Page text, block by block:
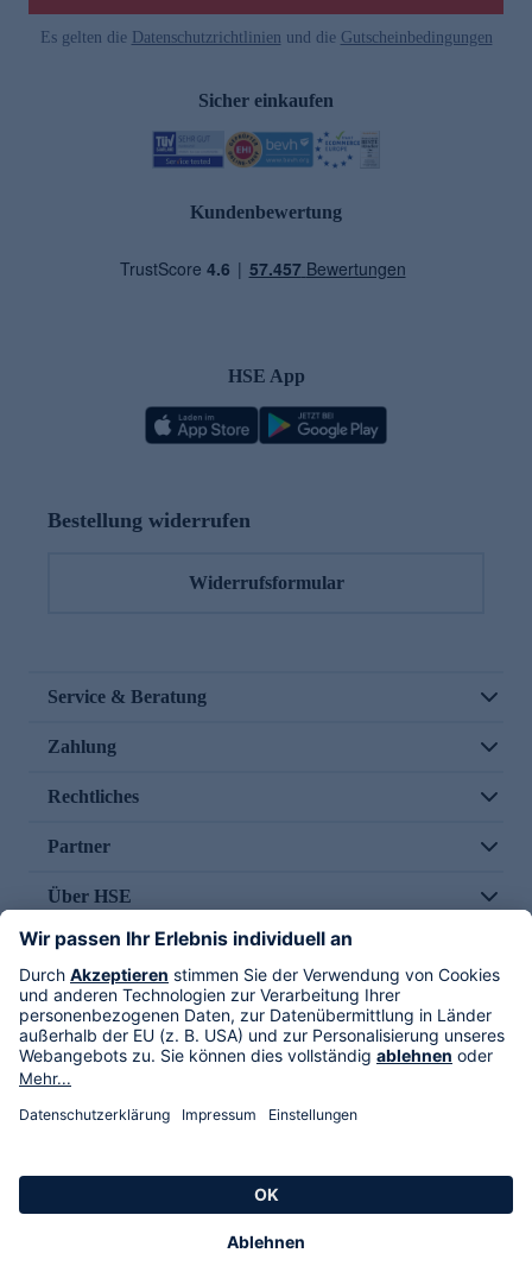
Es gelten die Datenschutzrichtlinien und die Gutscheinbedingungen
Sicher einkaufen
Kundenbewertung
HSE App
Bestellung widerrufen
Widerrufsformular
Service & Beratung
Zahlung
Rechtliches
Partner
Über HSE
Im TV
HSE International